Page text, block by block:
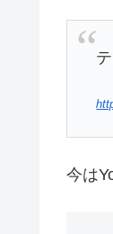
今は